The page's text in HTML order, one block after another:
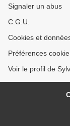
Signaler un abus
C.G.U.
Cookies et
Préférences
Voir le profil de